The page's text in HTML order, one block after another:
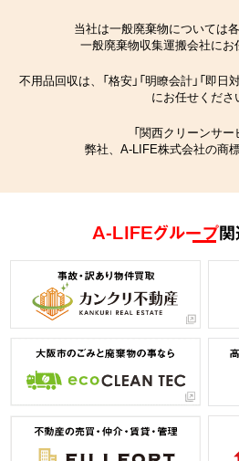
当社は一般廃棄物については
一般廃棄物収集運搬会社にお
不用品回収は、「格安」「明瞭会計」「即
にお任せくださ
「関西クリーンサー
弊社、A-LIFE株式会社の商
A-LIFEグループ